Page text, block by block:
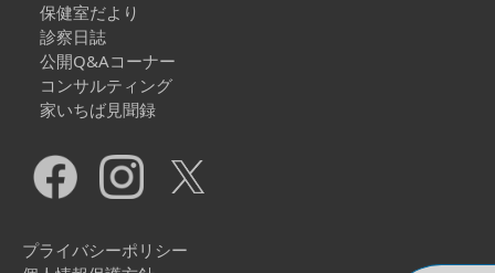
保健室だより
診察日誌
公開Q&Aコーナー
コンサルティング
家いちば見聞録
プライバシーポリシー